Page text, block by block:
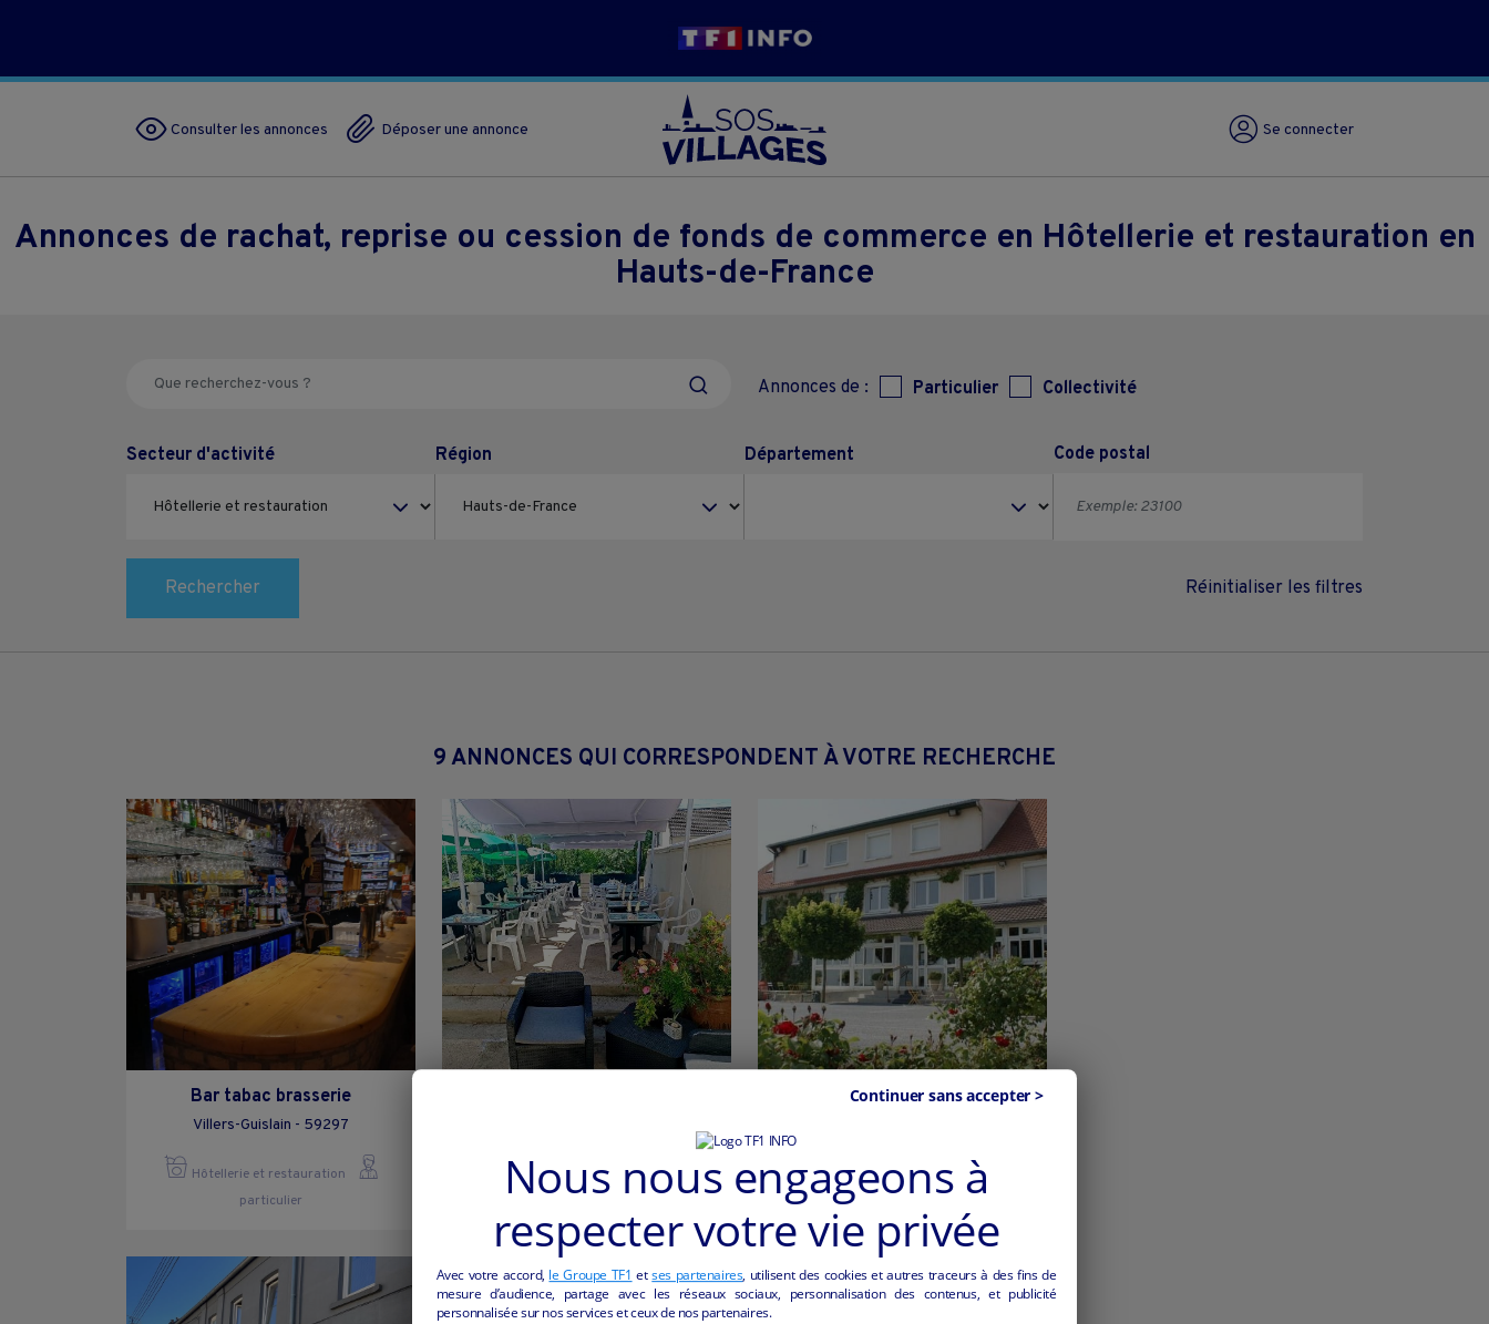
Consulter les annonces Déposer une annonce Se connecter
Annonces de rachat, reprise ou cession de fonds de commerce en Hôtellerie et restauration en
Hauts-de-France
Annonces de : Particulier Collectivité
Secteur d'activité Région Département Code postal
Rechercher Réinitialiser les filtres
9 ANNONCES QUI CORRESPONDENT À VOTRE RECHERCHE
Bar tabac brasserie
Villers-Guislain - 59297
Hôtellerie et restauration
particulier
Hôtellerie et restauration
Bar-Brasserie-Hôtel
Hôtellerie et restauration
Nous nous engageons à
respecter votre vie privée
Avec votre accord, le Groupe TF1 etses partenaires, utilisent des cookies et autres traceurs à des fins de
mesure d’audience, partage avec les réseaux sociaux, personnalisation des contenus, et publicité
personnalisée sur nos services et ceux de nos partenaires.
Continuer sans accepter >